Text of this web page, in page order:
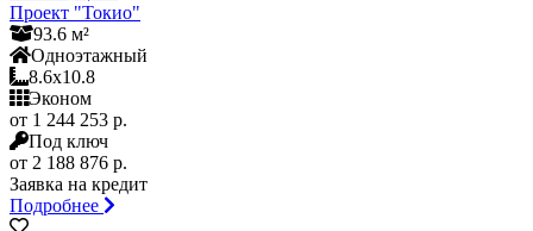
Проект "Токио"
93.6 м²
Одноэтажный
8.6x10.8
Эконом
от 1 244 253 р.
Под ключ
от 2 188 876 р.
Заявка на кредит
Подробнее